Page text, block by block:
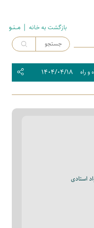
بازگشت به خـانه | مــنـو
و راه ۱۴۰۴/۰۴/۱۸
استادی